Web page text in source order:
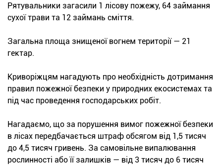
Рятувальники загасили 1 лісову пожежу, 64 займання
сухої трави та 12 займань сміття.
Загальна площа знищеної вогнем території — 21
гектар.
Криворіжцям нагадують про необхідність дотримання
правил пожежної безпеки у природних екосистемах та
під час проведення господарських робіт.
Нагадаємо, що за порушення вимог пожежної безпеки
в лісах передбачається штраф обсягом від 1,5 тисяч
до 4,5 тисяч гривень. За самовільне випалювання
рослинності або її залишків — від 3 тисяч до 6 тисяч